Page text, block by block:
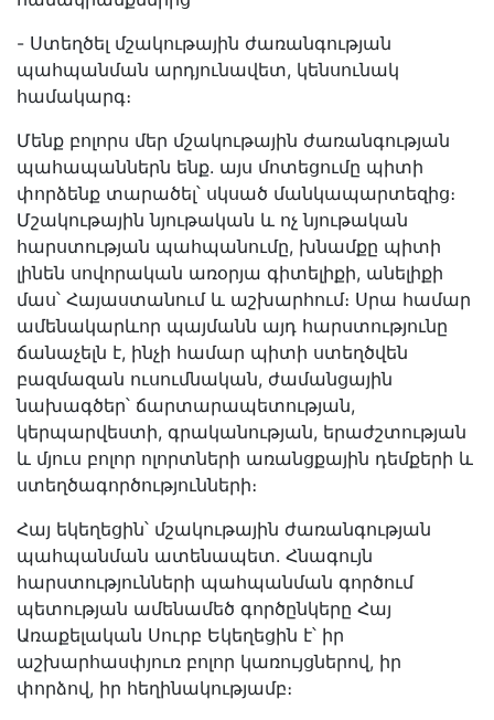
- Ստեղծել մշակութային ժառանգության
պահպանման արդյունավետ, կենսունակ
համակարգ։
Մենք բոլորս մեր մշակութային ժառանգության
պահապաններն ենք. այս մոտեցումը պիտի
փորձենք տարածել՝ սկսած մանկապարտեզից։
Մշակութային նյութական և ոչ նյութական
հարստության պահպանումը, խնամքը պիտի
լինեն սովորական առօրյա գիտելիքի, անելիքի
մաս՝ Հայաստանում և աշխարհում։ Սրա համար
ամենակարևոր պայմանն այդ հարստությունը
ճանաչելն է, ինչի համար պիտի ստեղծվեն
բազմազան ուսումնական, ժամանցային
նախագծեր՝ ճարտարապետության,
կերպարվեստի, գրականության, երաժշտության
և մյուս բոլոր ոլորտների առանցքային դեմքերի և
ստեղծագործությունների։
Հայ եկեղեցին՝ մշակութային ժառանգության
պահպանման ատենապետ. Հնագույն
հարստությունների պահպանման գործում
պետության ամենամեծ գործընկերը Հայ
Առաքելական Սուրբ Եկեղեցին է՝ իր
աշխարհասփյուռ բոլոր կառույցներով, իր
փորձով, իր հեղինակությամբ։